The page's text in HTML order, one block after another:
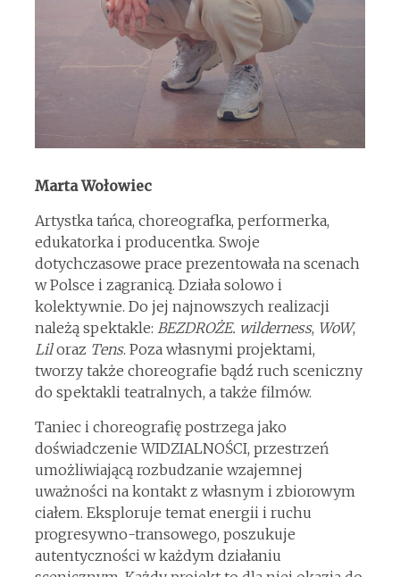
Marta Wołowiec
Artystka tańca, choreografka, performerka,
edukatorka i producentka. Swoje
dotychczasowe prace prezentowała na scenach
w Polsce i zagranicą. Działa solowo i
kolektywnie. Do jej najnowszych realizacji
należą spektakle: BEZDROŻE. wilderness, WoW,
Liloraz Tens. Poza własnymi projektami,
tworzy także choreografie bądź ruch sceniczny
do spektakli teatralnych, a także filmów.
Taniec i choreografię postrzega jako
doświadczenie WIDZIALNOŚCI, przestrzeń
umożliwiającą rozbudzanie wzajemnej
uważności na kontakt z własnym i zbiorowym
ciałem. Eksploruje temat energii i ruchu
progresywno-transowego, poszukuje
autentyczności w każdym działaniu